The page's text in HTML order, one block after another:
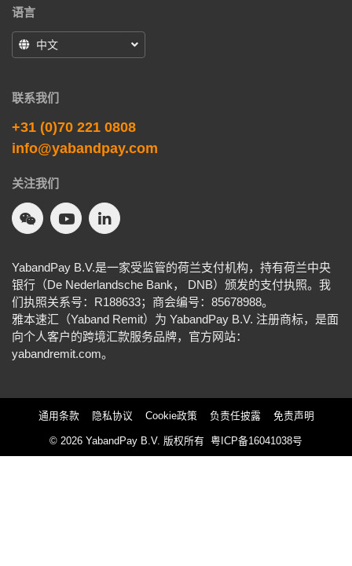
语言
中文
联系我们
+31 (0)70 221 0808
info@yabandpay.com
关注我们
YabandPay B.V.是一家受监管的荷兰支付机构，持有荷兰中央
银行（De Nederlandsche Bank， DNB）颁发的支付执照。我
们执照关系号：R188633；商会编号：85678988。
雅本速汇（Yaband Remit）为 YabandPay B.V. 注册商标，是面
向个人客户的跨境汇款服务品牌，官方网站：
yabandremit.com。
通用条款 隐私协议 Cookie政策 负责任披露 免责声明
© 2026 YabandPay B.V. 版权所有 粤ICP备16041038号